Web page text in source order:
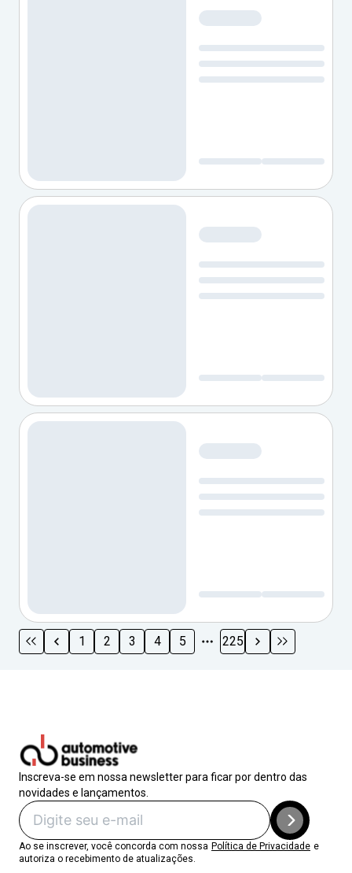
1 2 3 4 5 225
Inscreva-se em nossa newsletter para ficar por dentro das
novidades e lançamentos.
Ao se inscrever, você concorda com nossa Política de Privacidade e
autoriza o recebimento de atualizações.